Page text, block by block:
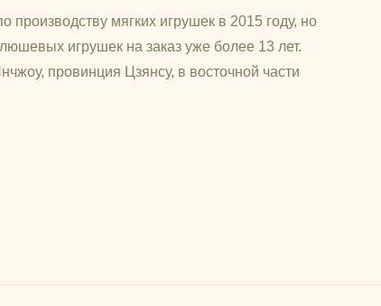
мягких игрушек в 2015 году, но
игрушек на заказ уже более 13 лет.
провинция Цзянсу, в восточной части